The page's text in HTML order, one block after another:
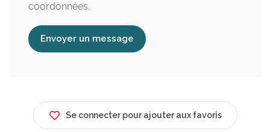
coordonnées.
Envoyer un message
Se connecter pour ajouter aux favoris